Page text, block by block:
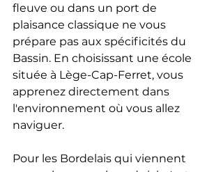
fleuve ou dans un port de
plaisance classique ne vous
prépare pas aux spécificités du
Bassin. En choisissant une école
située à Lège-Cap-Ferret, vous
apprenez directement dans
l'environnement où vous allez
naviguer.
Pour les Bordelais qui viennent